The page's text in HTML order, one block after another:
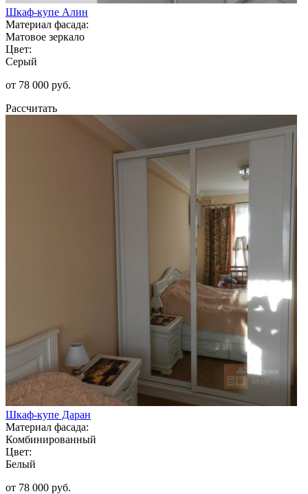
Шкаф-купе Алин
Материал фасада:
Матовое зеркало
Цвет:
Серый
от 78 000 руб.
Рассчитать
Шкаф-купе Даран
Материал фасада:
Комбинированный
Цвет:
Белый
от 78 000 руб.